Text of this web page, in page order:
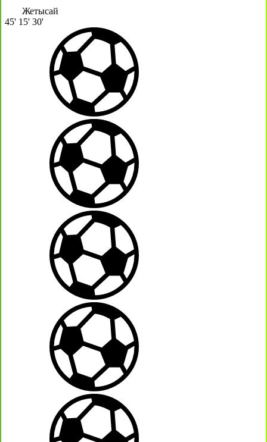
Жетысай
45' 15' 30'